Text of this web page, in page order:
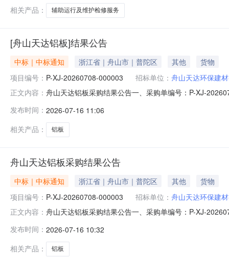
相关产品：
辅助运行及维护检修服务
[舟山天达铝板]结果公告
中标｜中标通知 浙江省｜舟山市｜普陀区 其他
货物
项目编号： P-XJ-20260708-000003 招标单位： 舟山天达环保建
正文内容： 舟山天达铝板采购结果公告一、采购单编号：P-XJ-
单位税率交付时间交货地点采购需求单位行项目备注1
发布时间： 2026-07-16 11:06
相关产品：
铝板
舟山天达铝板采购结果公告
中标｜中标通知 浙江省｜舟山市｜普陀区 其他
货物
项目编号： P-XJ-20260708-000003 招标单位： 舟山天达环保建
正文内容： 舟山天达铝板采购结果公告一、采购单编号：P-XJ-
单位税率交付时间交货地点采购需求单位行项目备注1
发布时间： 2026-07-16 10:32
相关产品：
铝板